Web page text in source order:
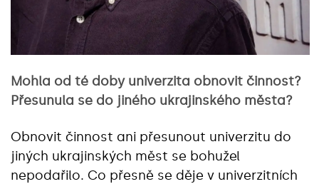
Mohla od té doby univerzita obnovit činnost?
Přesunula se do jiného ukrajinského města?
Obnovit činnost ani přesunout univerzitu do
jiných ukrajinských měst se bohužel
nepodařilo. Co přesně se děje v univerzitních